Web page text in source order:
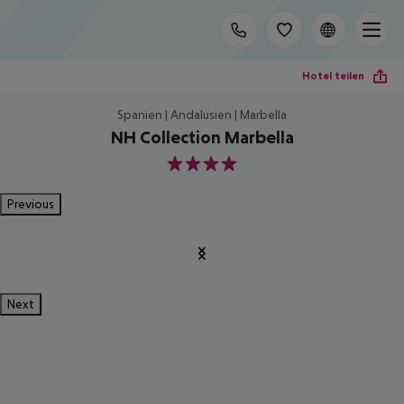
Hotel teilen
Spanien | Andalusien | Marbella
NH Collection Marbella
4
Previous
Next